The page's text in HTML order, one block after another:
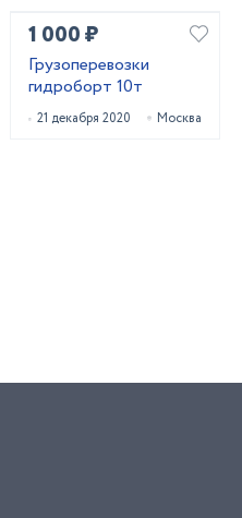
1 000 ₽
Грузоперевозки
гидроборт 10т
21 декабря 2020 Москва